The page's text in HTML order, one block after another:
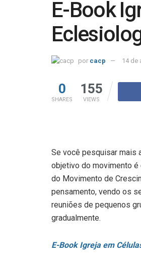
E-Book
por cacp 14 de
0
SHARES
155
VIEWS
Se você pesquisar mais
objetivo do movimento é
do Movimento de
pensamento, vendo os
reuniões de pequenos
gradualmente.
E-Book Igreja em